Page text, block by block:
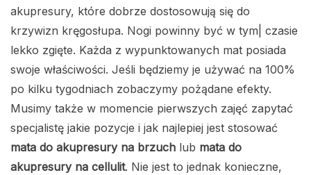
akupresury, które dobrze dostosowują się do
krzywizn kręgosłupa. Nogi powinny być w tym| czasie
lekko zgięte. Każda z wypunktowanych mat posiada
swoje właściwości. Jeśli będziemy je używać na 100%
po kilku tygodniach zobaczymy pożądane efekty.
Musimy także w momencie pierwszych zajęć zapytać
specjalistę jakie pozycje i jak najlepiej jest stosować
mata do akupresury na brzuch lub mata do
akupresury na cellulit. Nie jest to jednak konieczne,